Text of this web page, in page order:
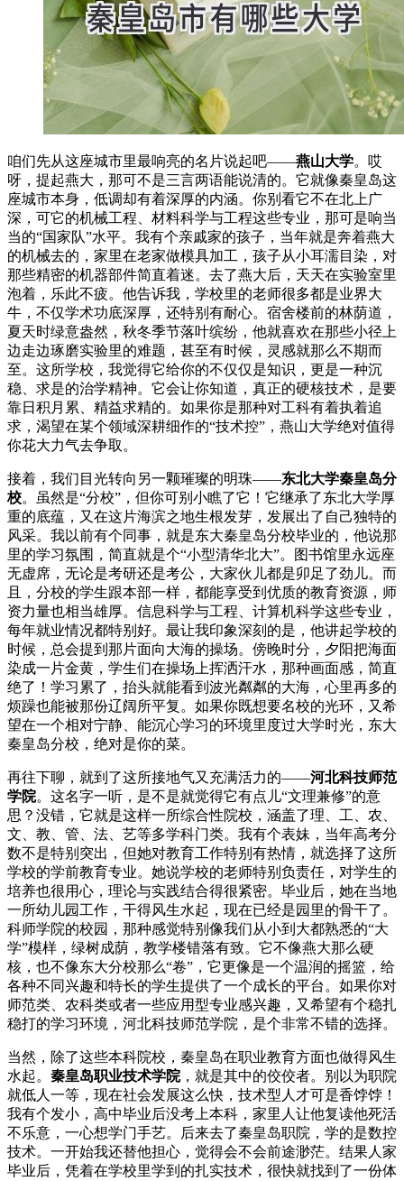
咱们先从这座城市里最响亮的名片说起吧——燕山大学。哎
呀，提起燕大，那可不是三言两语能说清的。它就像秦皇岛这
座城市本身，低调却有着深厚的内涵。你别看它不在北上广
深，可它的机械工程、材料科学与工程这些专业，那可是响当
当的“国家队”水平。我有个亲戚家的孩子，当年就是奔着燕大
的机械去的，家里在老家做模具加工，孩子从小耳濡目染，对
那些精密的机器部件简直着迷。去了燕大后，天天在实验室里
泡着，乐此不疲。他告诉我，学校里的老师很多都是业界大
牛，不仅学术功底深厚，还特别有耐心。宿舍楼前的林荫道，
夏天时绿意盎然，秋冬季节落叶缤纷，他就喜欢在那些小径上
边走边琢磨实验里的难题，甚至有时候，灵感就那么不期而
至。这所学校，我觉得它给你的不仅仅是知识，更是一种沉
稳、求是的治学精神。它会让你知道，真正的硬核技术，是要
靠日积月累、精益求精的。如果你是那种对工科有着执着追
求，渴望在某个领域深耕细作的“技术控”，燕山大学绝对值得
你花大力气去争取。
接着，我们目光转向另一颗璀璨的明珠——东北大学秦皇岛分
校。虽然是“分校”，但你可别小瞧了它！它继承了东北大学厚
重的底蕴，又在这片海滨之地生根发芽，发展出了自己独特的
风采。我以前有个同事，就是东大秦皇岛分校毕业的，他说那
里的学习氛围，简直就是个“小型清华北大”。图书馆里永远座
无虚席，无论是考研还是考公，大家伙儿都是卯足了劲儿。而
且，分校的学生跟本部一样，都能享受到优质的教育资源，师
资力量也相当雄厚。信息科学与工程、计算机科学这些专业，
每年就业情况都特别好。最让我印象深刻的是，他讲起学校的
时候，总会提到那片面向大海的操场。傍晚时分，夕阳把海面
染成一片金黄，学生们在操场上挥洒汗水，那种画面感，简直
绝了！学习累了，抬头就能看到波光粼粼的大海，心里再多的
烦躁也能被那份辽阔所平复。如果你既想要名校的光环，又希
望在一个相对宁静、能沉心学习的环境里度过大学时光，东大
秦皇岛分校，绝对是你的菜。
再往下聊，就到了这所接地气又充满活力的——河北科技师范
学院。这名字一听，是不是就觉得它有点儿“文理兼修”的意
思？没错，它就是这样一所综合性院校，涵盖了理、工、农、
文、教、管、法、艺等多学科门类。我有个表妹，当年高考分
数不是特别突出，但她对教育工作特别有热情，就选择了这所
学校的学前教育专业。她说学校的老师特别负责任，对学生的
培养也很用心，理论与实践结合得很紧密。毕业后，她在当地
一所幼儿园工作，干得风生水起，现在已经是园里的骨干了。
科师学院的校园，那种感觉特别像我们从小到大都熟悉的“大
学”模样，绿树成荫，教学楼错落有致。它不像燕大那么硬
核，也不像东大分校那么“卷”，它更像是一个温润的摇篮，给
各种不同兴趣和特长的学生提供了一个成长的平台。如果你对
师范类、农科类或者一些应用型专业感兴趣，又希望有个稳扎
稳打的学习环境，河北科技师范学院，是个非常不错的选择。
当然，除了这些本科院校，秦皇岛在职业教育方面也做得风生
水起。 秦皇岛职业技术学院，就是其中的佼佼者。别以为职院
就低人一等，现在社会发展这么快，技术型人才可是香饽饽！
我有个发小，高中毕业后没考上本科，家里人让他复读他死活
不乐意，一心想学门手艺。后来去了秦皇岛职院，学的是数控
技术。一开始我还替他担心，觉得会不会前途渺茫。结果人家
毕业后，凭着在学校里学到的扎实技术，很快就找到了一份体